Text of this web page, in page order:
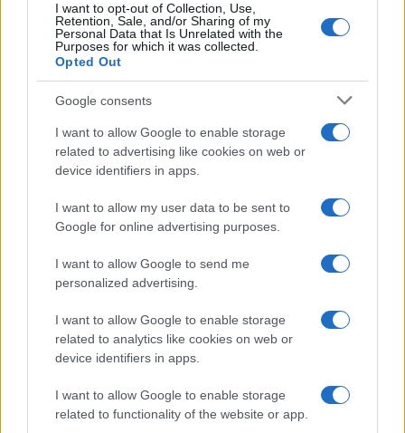
I want to opt-out of Collection, Use,
Retention, Sale, and/or Sharing of my
Personal Data that Is Unrelated with the
Purposes for which it was collected.
Opted Out
Google consents
I want to allow Google to enable storage
related to advertising like cookies on web or
device identifiers in apps.
I want to allow my user data to be sent to
Google for online advertising purposes.
I want to allow Google to send me
personalized advertising.
I want to allow Google to enable storage
related to analytics like cookies on web or
device identifiers in apps.
I want to allow Google to enable storage
related to functionality of the website or app.
Descubra como a inteligência artificial pode revolucionar sua
estratégia de day trade
Bruno Costa · 6 ago 2026
HOW TO
Orçamento 50-30-20: guia prático para organizar finanças
pessoais